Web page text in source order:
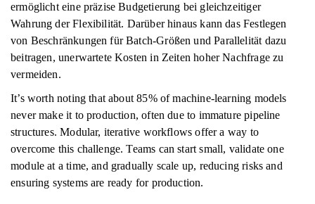
ermöglicht eine präzise Budgetierung bei gleichzeitiger
Wahrung der Flexibilität. Darüber hinaus kann das Festlegen
von Beschränkungen für Batch-Größen und Parallelität dazu
beitragen, unerwartete Kosten in Zeiten hoher Nachfrage zu
vermeiden.
It’s worth noting that about 85% of machine-learning models
never make it to production, often due to immature pipeline
structures. Modular, iterative workflows offer a way to
overcome this challenge. Teams can start small, validate one
module at a time, and gradually scale up, reducing risks and
ensuring systems are ready for production.